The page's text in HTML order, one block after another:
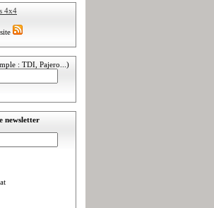
4x4
: TDI, Pajero...)
newsletter